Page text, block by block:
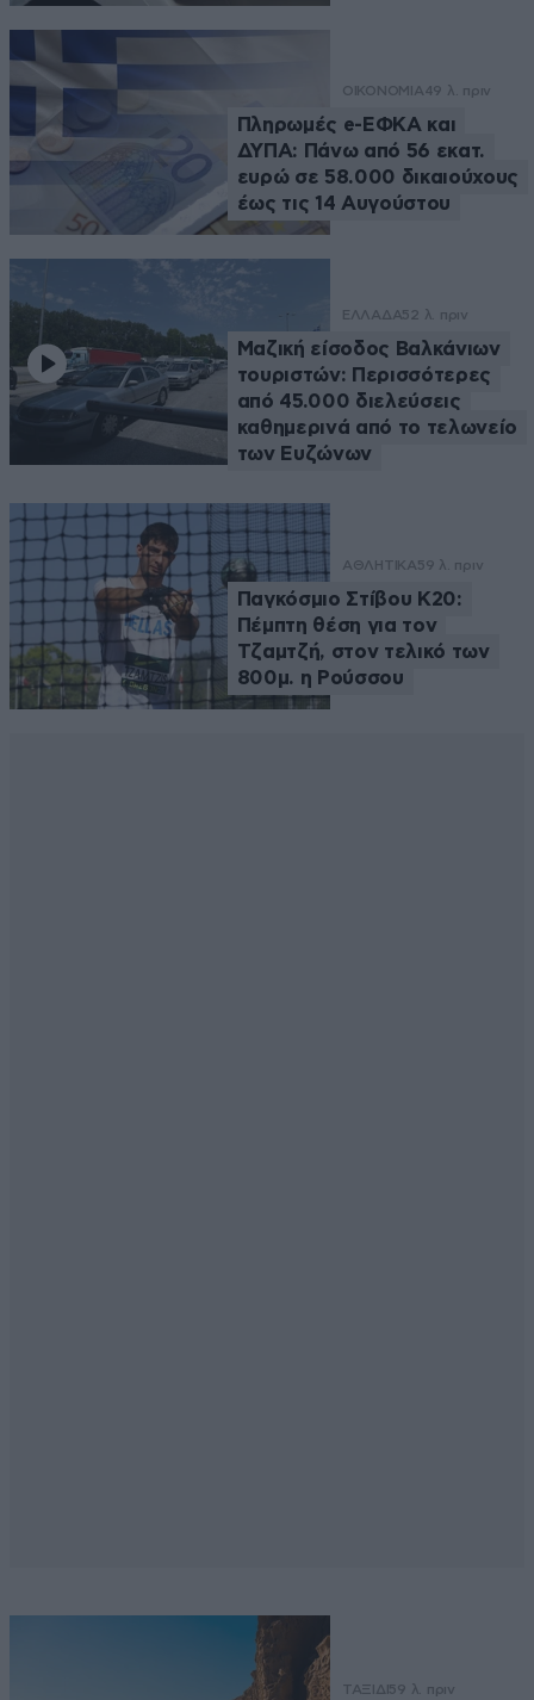
ΟΙΚΟΝΟΜΙΑ49 λ. πριν
Πληρωμές e-ΕΦΚΑ και
ΔΥΠΑ: Πάνω από 56 εκατ.
ευρώ σε 58.000 δικαιούχους
έως τις 14 Αυγούστου
ΕΛΛΑΔΑ52 λ. πριν
Μαζική είσοδος Βαλκάνιων
τουριστών: Περισσότερες
από 45.000 διελεύσεις
καθημερινά από το τελωνείο
των Ευζώνων
ΑΘΛΗΤΙΚΑ59 λ. πριν
Παγκόσμιο Στίβου Κ20:
Πέμπτη θέση για τον
Τζαμτζή, στον τελικό των
800μ. η Ρούσσου
ΤΑΞΙΔΙ59 λ. πριν